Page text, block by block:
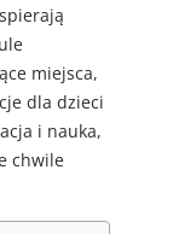
miejsca,
dla dzieci
i nauka,
chwile